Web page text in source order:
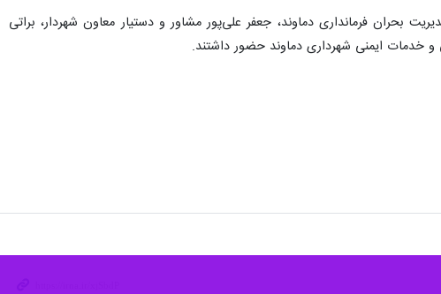
بحران فرمانداری دماوند، جعفر علی‌پور مشاور و دستیار معاون شهردار، براتی
ایمنی شهرداری دماوند حضور داشتند.